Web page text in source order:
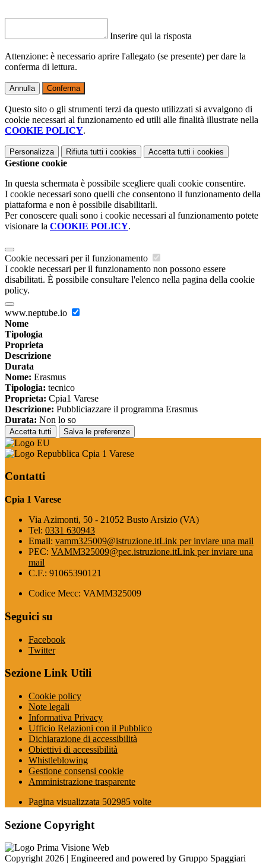
Inserire qui la risposta
Attenzione: è necessario aprire l'allegato (se presente) per dare la
conferma di lettura.
Annulla Conferma
Questo sito o gli strumenti terzi da questo utilizzati si avvalgono di
cookie necessari al funzionamento ed utili alle finalità illustrate nella
COOKIE POLICY.
Personalizza Rifiuta tutti i cookies Accetta tutti i cookies
Gestione cookie
In questa schermata è possibile scegliere quali cookie consentire.
I cookie necessari sono quelli che consentono il funzionamento della
piattaforma e non è possibile disabilitarli.
Per conoscere quali sono i cookie necessari al funzionamento potete
visionare la COOKIE POLICY.
Cookie necessari per il funzionamento
I cookie necessari per il funzionamento non possono essere
disabilitati. È possibile consultare l'elenco nella pagina della cookie
policy.
www.neptube.io
Nome
Tipologia
Proprieta
Descrizione
Durata
Nome: Erasmus
Tipologia: tecnico
Proprieta: Cpia1 Varese
Descrizione: Pubbliciazzare il programma Erasmus
Durata: Non lo so
Accetta tutti Salva le preferenze
Cpia 1 Varese
Contatti
Cpia 1 Varese
Via Azimonti, 50 - 21052 Busto Arsizio (VA)
Tel: 0331 630943
Email: vamm325009@istruzione.itLink per inviare una mail
PEC: VAMM325009@pec.istruzione.itLink per inviare una
mail
C.F.: 91065390121
Codice Mecc: VAMM325009
Seguici su
Facebook
Twitter
Sezione Link Utili
Cookie policy
Note legali
Informativa Privacy
Ufficio Relazioni con il Pubblico
Dichiarazione di accessibilità
Obiettivi di accessibilità
Whistleblowing
Gestione consensi cookie
Amministrazione trasparente
Pagina visualizzata 502985 volte
Sezione Copyright
Copyright 2026 | Engineered and powered by Gruppo Spaggiari